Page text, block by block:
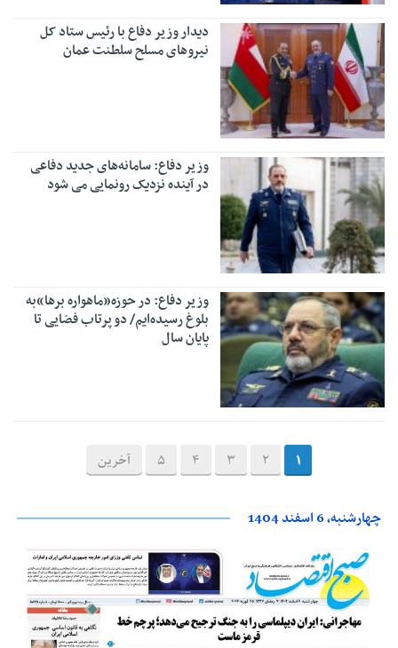
دیدار وزیر دفاع با رئیس ستاد کل
نیروهای مسلح سلطنت عمان
وزیر دفاع: سامانه‌های جدید دفاعی
در آینده نزدیک رونمایی می شود
وزیر دفاع: در حوزه«ماهواره برها»به
بلوغ رسیده‌ایم/ دو پرتاب فضایی تا
پایان سال
1
2
3
4
5 آخرین
چهارشنبه، 6 اسفند 1404